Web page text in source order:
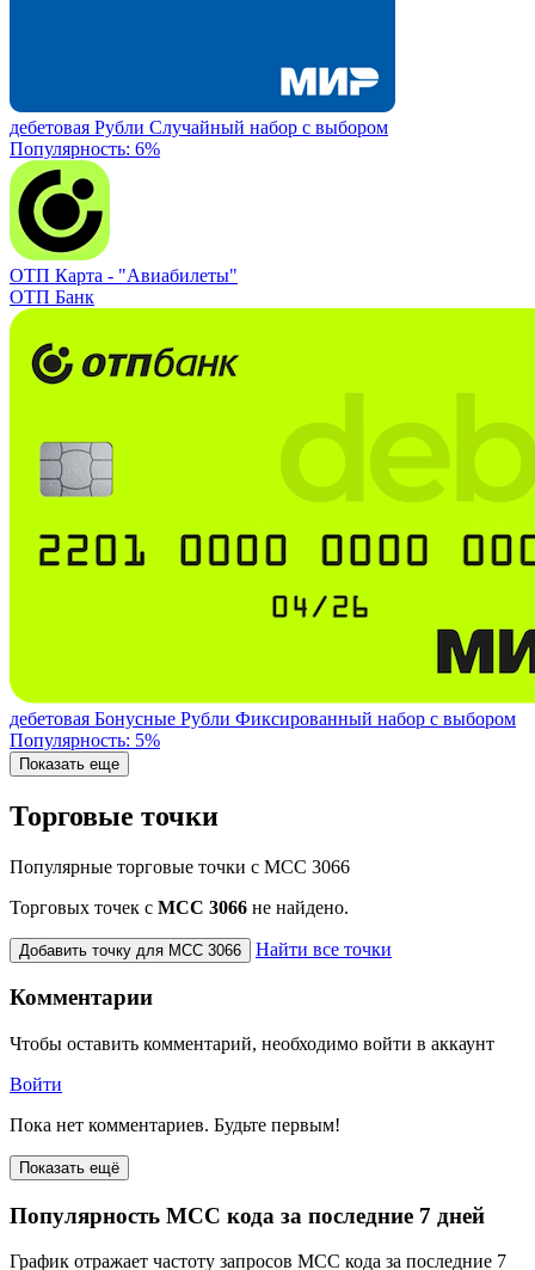
дебетовая Рубли Случайный набор с выбором
Популярность: 6%
ОТП Карта - "Авиабилеты"
ОТП Банк
дебетовая Бонусные Рубли Фиксированный набор с выбором
Популярность: 5%
Показать еще
Торговые точки
Популярные торговые точки с MCC 3066
Торговых точек с МСС 3066 не найдено.
Добавить точку для MCC 3066 Найти все точки
Комментарии
Чтобы оставить комментарий, необходимо войти в аккаунт
Войти
Пока нет комментариев. Будьте первым!
Показать ещё
Популярность MCC кода за последние 7 дней
График отражает частоту запросов MCC кода за последние 7